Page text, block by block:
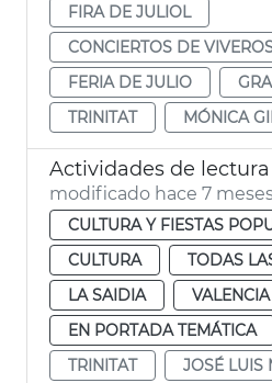
FIRA DE JULIOL
CONCIERTOS DE
FERIA DE JULIO
TRINITAT
MÓNICA
modificado hace 7
CULTURA Y FIESTAS
CULTURA
TODAS
LA SAIDIA
VALENCIA
EN PORTADA TEMÁTICA
TRINITAT
JOSÉ LUIS